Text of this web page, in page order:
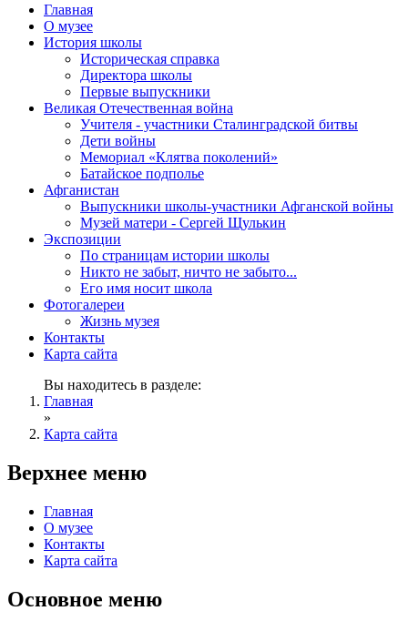
Главная
О музее
История школы
Историческая справка
Директора школы
Первые выпускники
Великая Отечественная война
Учителя - участники Сталинградской битвы
Дети войны
Мемориал «Клятва поколений»
Батайское подполье
Афганистан
Выпускники школы-участники Афганской войны
Музей матери - Сергей Щулькин
Экспозиции
По страницам истории школы
Никто не забыт, ничто не забыто...
Его имя носит школа
Фотогалереи
Жизнь музея
Контакты
Карта сайта
Вы находитесь в разделе:
Главная
»
Карта сайта
Верхнее меню
Главная
О музее
Контакты
Карта сайта
Основное меню